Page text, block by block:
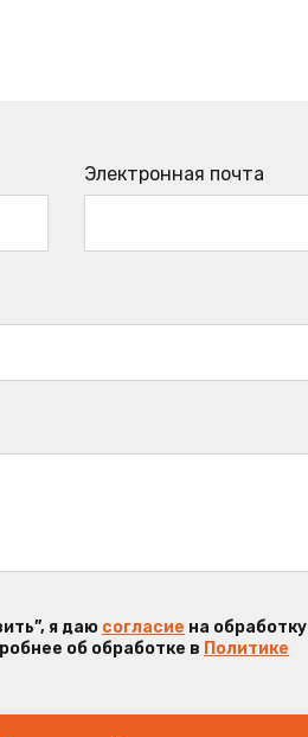
Электронная почта
я даю согласие на обработку
об обработке в Политике